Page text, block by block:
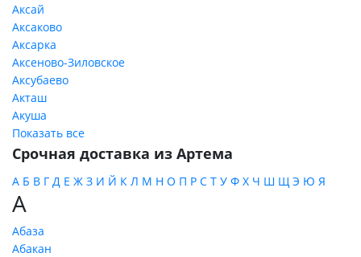
Аксай
Аксаково
Аксарка
Аксеново-Зиловское
Аксубаево
Акташ
Акуша
Показать все
Срочная доставка из Артема
А Б В Г Д Е Ж З И Й К Л М Н О П Р С Т У Ф Х Ч Ш Щ Э Ю Я
А
Абаза
Абакан